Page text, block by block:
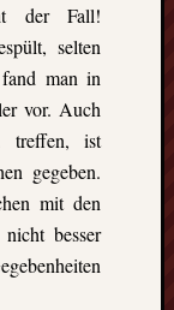
der Fall!
selten
man in
vor. Auch
treffen, ist
gegeben.
mit den
besser